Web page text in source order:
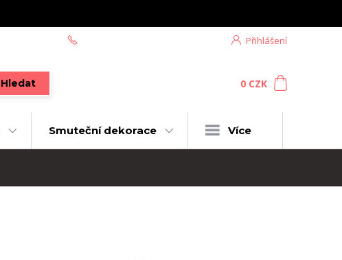
Přihlášení
Hledat 0 CZK
Smuteční dekorace Více